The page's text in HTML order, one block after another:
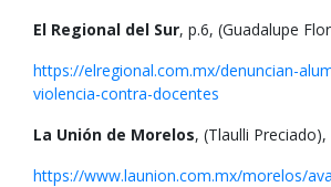
El Regional del Sur, p.6, (Guadalupe
https://elregional.com.mx/denuncian-
violencia-contra-docentes
La Unión de Morelos, (Tlaulli Preciado),
https://www.launion.com.mx/morelos/